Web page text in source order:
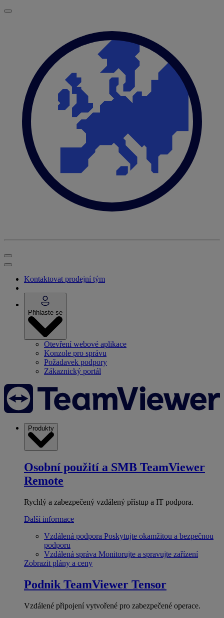
Kontaktovat prodejní tým
Přihlaste se
Otevření webové aplikace
Konzole pro správu
Požadavek podpory
Zákaznický portál
Produkty
Osobní použití a SMB TeamViewer
Remote
Rychlý a zabezpečený vzdálený přístup a IT podpora.
Další informace
Vzdálená podpora Poskytujte okamžitou a bezpečnou
podporu
Vzdálená správa Monitorujte a spravujte zařízení
Zobrazit plány a ceny
Podnik TeamViewer Tensor
Vzdálené připojení vytvořené pro zabezpečené operace.